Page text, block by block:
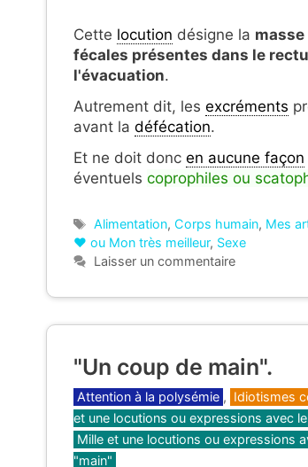
Cette locution désigne la
fécales présentes dans le
l'évacuation.
Autrement dit, les excréments
avant la défécation.
Et ne doit donc en aucune façon
éventuels coprophiles ou
Étiquettes
Alimentation, Corps humain, Mes
❤ ou Mon très meilleur, Sexe
Laisser un commentaire
"Un coup de main".
Catégories
Attention à la polysémie , Idiotismes
et une locutions ou expressions avec
Mille et une locutions ou expressions
"main"